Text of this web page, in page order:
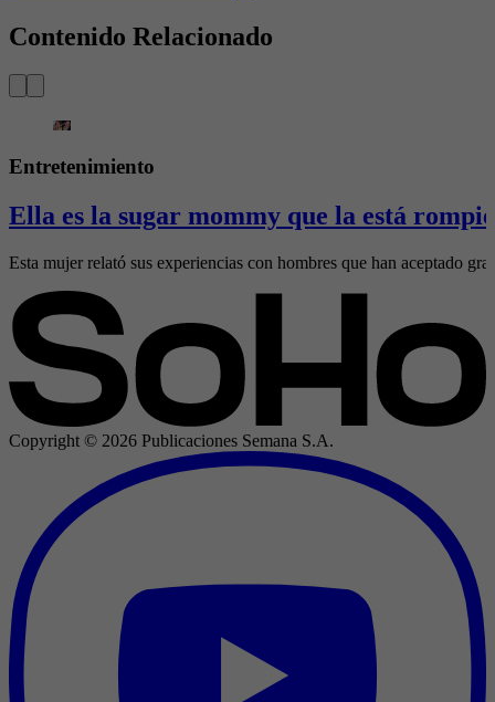
Contenido Relacionado
Entretenimiento
Ella es la sugar mommy que la está
Esta mujer relató sus experiencias con hombres que han aceptado
Copyright © 2026 Publicaciones Semana S.A.